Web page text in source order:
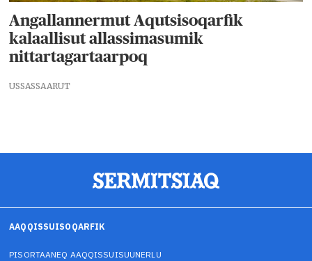
Angallannermut Aqutsisoqarfik
kalaallisut allassimasumik
nittartagartaarpoq
USSASSAARUT
AAQQISSUISOQARFIK
PISORTAANEQ AAQQISSUISUUNERLU